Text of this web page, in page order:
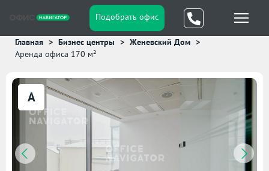
Подобрать офис
Главная Бизнес центры
Женевский Дом
Аренда офиса 170 м²
A